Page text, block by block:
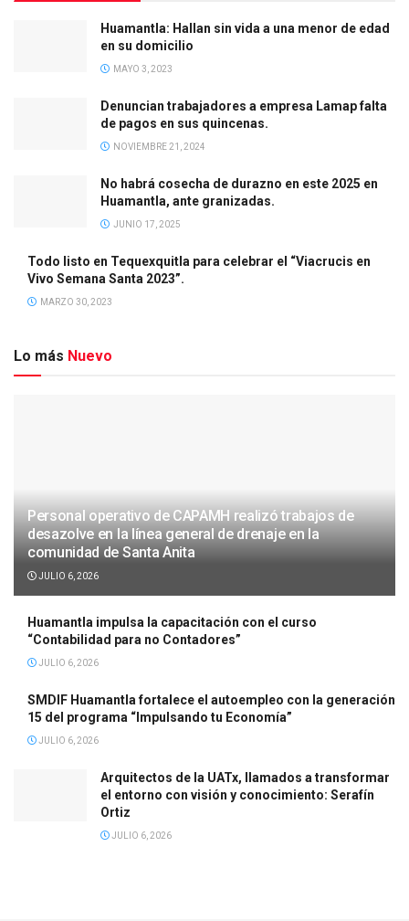
Huamantla: Hallan sin vida a una menor de edad
en su domicilio
MAYO 3, 2023
Denuncian trabajadores a empresa Lamap falta
de pagos en sus quincenas.
NOVIEMBRE 21, 2024
No habrá cosecha de durazno en este 2025 en
Huamantla, ante granizadas.
JUNIO 17, 2025
Todo listo en Tequexquitla para celebrar el “Viacrucis en
Vivo Semana Santa 2023”.
MARZO 30, 2023
Lo más Nuevo
Personal operativo de CAPAMH realizó trabajos de
desazolve en la línea general de drenaje en la
comunidad de Santa Anita
JULIO 6, 2026
Huamantla impulsa la capacitación con el curso
“Contabilidad para no Contadores”
JULIO 6, 2026
SMDIF Huamantla fortalece el autoempleo con la generación
15 del programa “Impulsando tu Economía”
JULIO 6, 2026
Arquitectos de la UATx, llamados a transformar
el entorno con visión y conocimiento: Serafín
Ortiz
JULIO 6, 2026